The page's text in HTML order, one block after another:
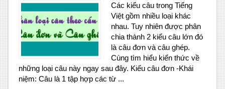
Các kiểu câu trong Tiếng
Việt gồm nhiều loại khác
nhau. Tuy nhiên được phân
chia thành 2 kiểu câu lớn đó
là câu đơn và câu ghép.
Cùng tìm hiểu kiến thức về
những loại câu này ngay sau đây. Kiểu câu đơn -Khái
niệm: Câu là 1 tập hợp các từ ...